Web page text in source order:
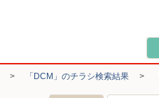
> 「DCM」のチラシ検索結果 >